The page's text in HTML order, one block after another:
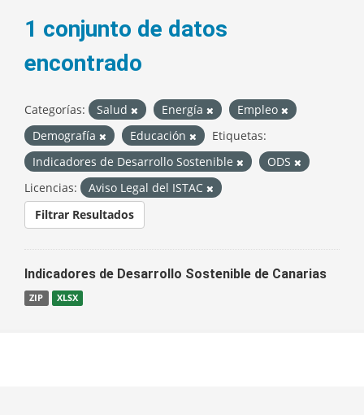
1 conjunto de datos
encontrado
Categorías: Salud Energía
Empleo
Demografía
Educación
Etiquetas:
Indicadores de Desarrollo Sostenible
ODS
Licencias:
Aviso Legal del ISTAC
Filtrar Resultados
Indicadores de Desarrollo Sostenible de Canarias
ZIP XLSX